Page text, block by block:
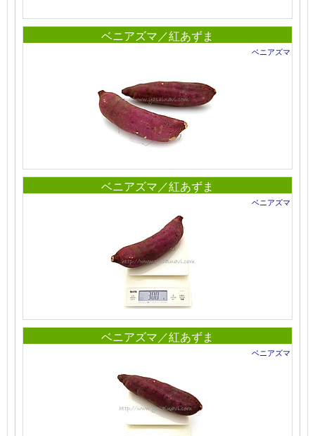
ベニアズマ／紅あずま
ベニアズマ
ベニアズマ／紅あずま
ベニアズマ
ベニアズマ／紅あずま
ベニアズマ